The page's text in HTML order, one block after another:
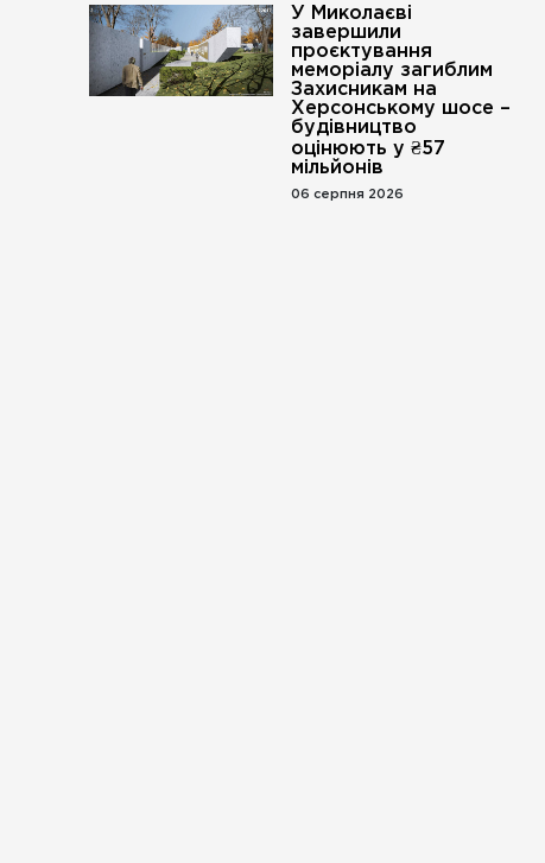
У Миколаєві
завершили
проєктування
меморіалу загиблим
Захисникам на
Херсонському шосе –
будівництво
оцінюють у ₴57
мільйонів
06 серпня 2026